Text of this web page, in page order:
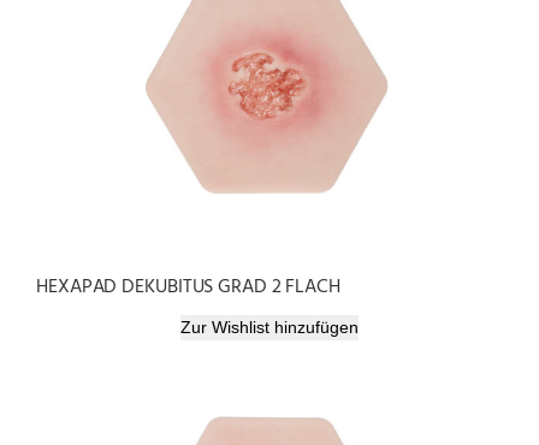
HEXAPAD DEKUBITUS GRAD 2 FLACH
Zur Wishlist hinzufügen